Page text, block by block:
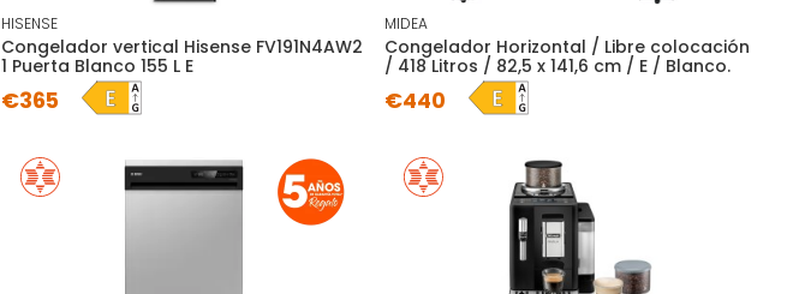
HISENSE
Congelador vertical Hisense FV191N4AW2
1 Puerta Blanco 155 L E
€365
MIDEA
Congelador Horizontal / Libre colocación
/ 418 Litros / 82,5 x 141,6 cm / E / Blanco.
€440